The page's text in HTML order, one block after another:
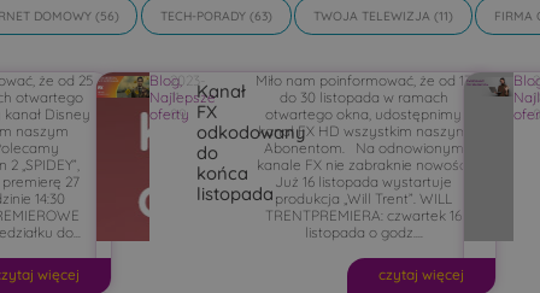
DOMOWY(56) TECH-PORADY(63) TWOJA TELEWIZJA (11) FIRMA
że od 25
otwartego
Disney
naszym
„SPIDEY”,
27
14:30
do...
więcej
Blog
Najlepsze
oferty
2023-
11-
09
Kanał
FX
odkodowany
do
końca
listopada
Miło nam poinformować, że od 13
do 30 listopada w ramach
otwartego okna, udostępnimy
kanał FX HD wszystkim naszym
Abonentom. Na odnowionym
kanale FX nie zabraknie nowości.
Już 16 listopada wystartuje
produkcja „Will Trent”. WILL
TRENTPREMIERA: czwartek 16
listopada o godz....
czytaj więcej